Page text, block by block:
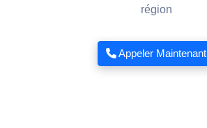
région
Appeler Maintenant